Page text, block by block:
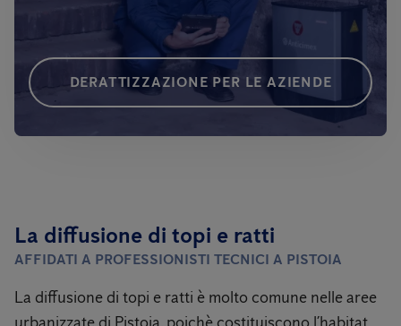
DERATTIZZAZIONE PER LE AZIENDE
La diffusione di topi e ratti
AFFIDATI A PROFESSIONISTI TECNICI A PISTOIA
La diffusione di topi e ratti è molto comune nelle aree